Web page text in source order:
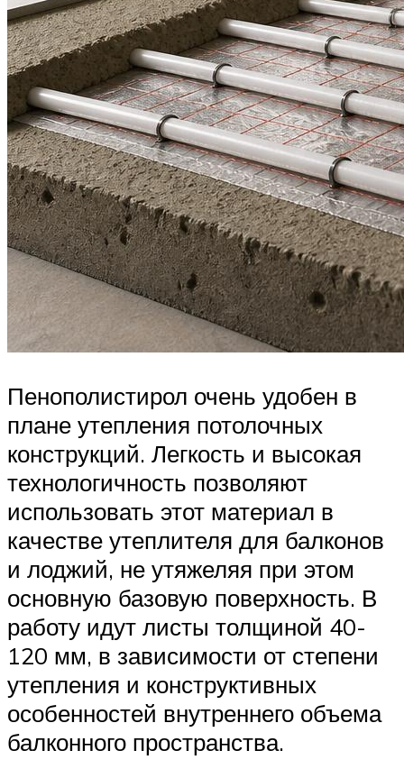
Пенополистирол очень удобен в
плане утепления потолочных
конструкций. Легкость и высокая
технологичность позволяют
использовать этот материал в
качестве утеплителя для балконов
и лоджий, не утяжеляя при этом
основную базовую поверхность. В
работу идут листы толщиной 40-
120 мм, в зависимости от степени
утепления и конструктивных
особенностей внутреннего объема
балконного пространства.